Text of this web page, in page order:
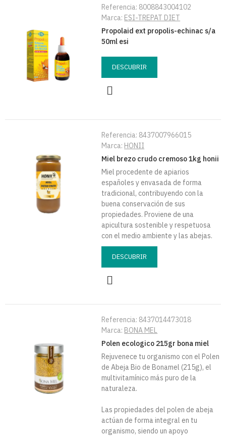
Referencia: 8008843004102
Marca: ESI-TREPAT DIET
Propolaid ext propolis-echinac s/a
50ml esi
DESCUBRIR
Referencia: 8437007966015
Marca: HONII
Miel brezo crudo cremoso 1kg honii
Miel procedente de apiarios
españoles y envasada de forma
tradicional, contribuyendo con la
buena conservación de sus
propiedades. Proviene de una
apicultura sostenible y respetuosa
con el medio ambiente y las abejas.
DESCUBRIR
Referencia: 8437014473018
Marca: BONA MEL
Polen ecologico 215gr bona miel
Rejuvenece tu organismo con el Polen
de Abeja Bio de Bonamel (215g), el
multivitamínico más puro de la
naturaleza.
Las propiedades del polen de abeja
actúan de forma integral en tu
organismo, siendo un apoyo